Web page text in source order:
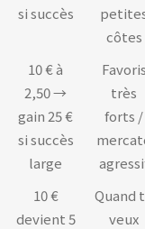
si succès
côtes
10 € à
2,50 →
gain 25 €
si succès
large
très
forts /
10 €
devient 5
Quand
veux